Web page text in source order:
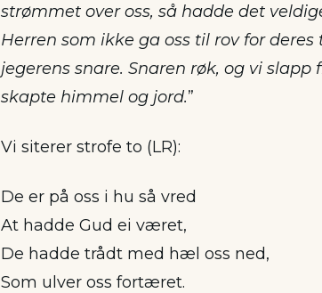
strømmet over oss, så hadde det
Herren som ikke ga oss til rov for
jegerens snare. Snaren røk, og vi
skapte himmel og jord.”
Vi siterer strofe to (LR):
De er på oss i hu så vred
At hadde Gud ei været,
De hadde trådt med hæl oss ned,
Som ulver oss fortæret.